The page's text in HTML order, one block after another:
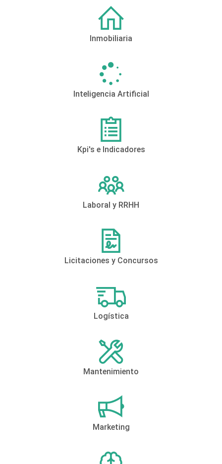
Inmobiliaria
Inteligencia Artificial
Kpi's e Indicadores
Laboral y RRHH
Licitaciones y Concursos
Logística
Mantenimiento
Marketing